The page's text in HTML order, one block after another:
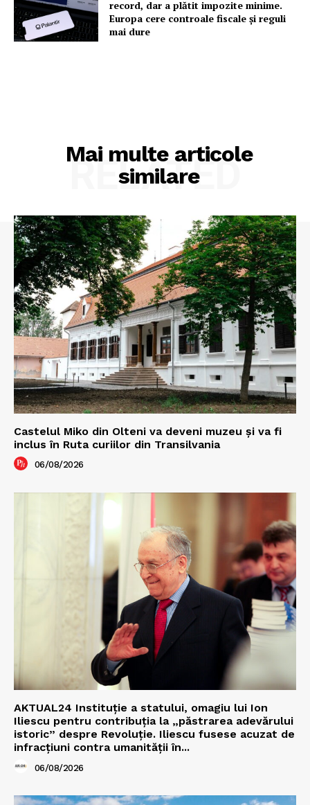
record, dar a plătit impozite minime.
Europa cere controale fiscale și reguli
mai dure
Mai multe articole
similare
RELATED
Castelul Miko din Olteni va deveni muzeu şi va fi
inclus în Ruta curiilor din Transilvania
06/08/2026
AKTUAL24 Instituție a statului, omagiu lui Ion
Iliescu pentru contribuția la „păstrarea adevărului
istoric” despre Revoluție. Iliescu fusese acuzat de
infracțiuni contra umanității în...
06/08/2026